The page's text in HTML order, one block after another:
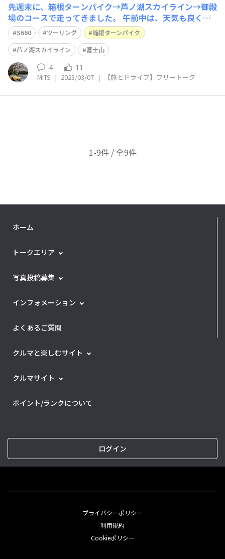
先週末に、箱根ターンパイク→芦ノ湖スカイライン→御殿
場のコースで走ってきました。 午前中は、天気も良く富
士山が綺麗でした！ 花粉が飛びまくってて、後半キツか
ったですが…(笑
S660 ツーリング
箱根ターンパイク
芦ノ湖スカイライン
富士山
4 11
MITS | 2023/03/07 | 【旅とドライブ】フリートーク
1-9件 / 全9件
ホーム
トークエリア
写真投稿募集
インフォメーション
よくあるご質問
クルマと楽しむサイト
クルマサイト
ポイント/ランクについて
ログイン
プライバシーポリシー
利用規約
Cookieポリシー